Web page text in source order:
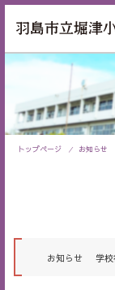
トップページ お知らせ
お知らせ 学